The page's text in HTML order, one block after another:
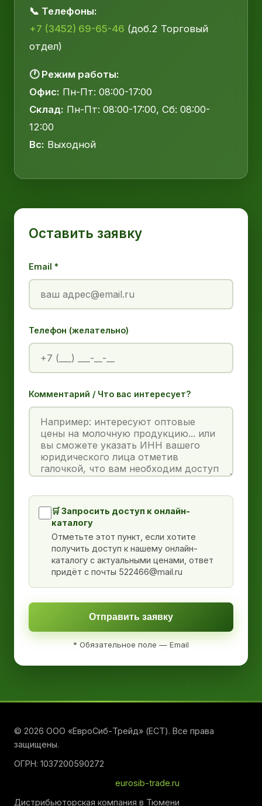
📞 Телефоны:
+7 (3452) 69-65-46 (доб.2 Торговый
отдел)
🕐 Режим работы:
Офис: Пн-Пт: 08:00-17:00
Склад: Пн-Пт: 08:00-17:00, Сб: 08:00-
12:00
Вс: Выходной
Оставить заявку
Email *
Телефон (желательно)
Комментарий / Что вас интересует?
🛒 Запросить доступ к онлайн-
каталогу
Отметьте этот пункт, если хотите
получить доступ к нашему онлайн-
каталогу с актуальными ценами, ответ
придёт с почты 522466@mail.ru
Отправить заявку
* Обязательное поле — Email
© 2026 ООО «ЕвроСиб-Трейд» (ЕСТ). Все права
защищены.
ОГРН: 1037200590272
eurosib-trade.ru
Дистрибьюторская компания в Тюмени